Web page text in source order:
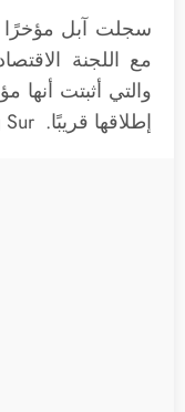
سجلت آبل مؤخرًا
مع اللجنة
والتي أثبتت
إطلاقها قريبًا. macOS Big Sur.